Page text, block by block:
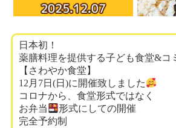
日本初！
薬膳料理を提供する子ども食堂&コ
【さわやか食堂】
12月7日(日)に開催致しました
コロナから、食堂形式ではなく
お弁当
形式にしての開催
完全予約制